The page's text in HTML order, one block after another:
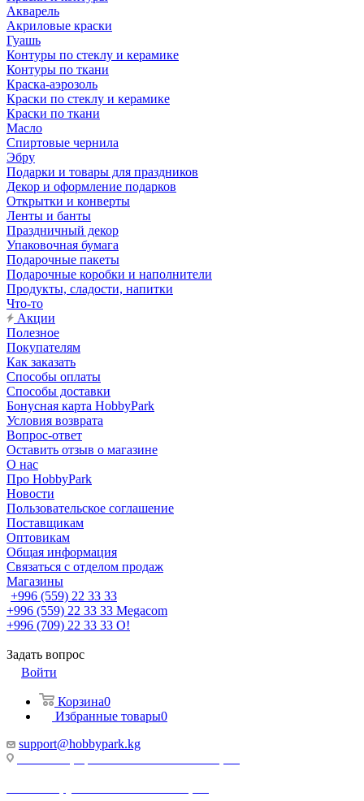
Акварель
Акриловые краски
Гуашь
Контуры по стеклу и керамике
Контуры по ткани
Краска-аэрозоль
Краски по стеклу и керамике
Краски по ткани
Масло
Спиртовые чернила
Эбру
Подарки и товары для праздников
Декор и оформление подарков
Открытки и конверты
Ленты и банты
Праздничный декор
Упаковочная бумага
Подарочные пакеты
Подарочные коробки и наполнители
Продукты, сладости, напитки
Что-то
Акции
Полезное
Покупателям
Как заказать
Способы оплаты
Способы доставки
Бонусная карта HobbyPark
Условия возврата
Вопрос-ответ
Оставить отзыв о магазине
О нас
Про HobbyPark
Новости
Пользовательское соглашение
Поставщикам
Оптовикам
Общая информация
Связаться с отделом продаж
Магазины
+996 (559) 22 33 33
+996 (559) 22 33 33 Megacom
+996 (709) 22 33 33 O!
Задать вопрос
Войти
Корзина0
Избранные товары0
support@hobbypark.kg